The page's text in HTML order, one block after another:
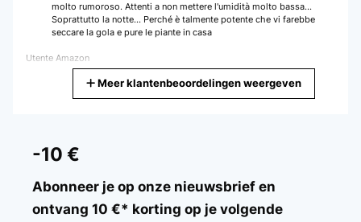
molto rumoroso. Attenti a non mettere l'umidità molto bassa...
Soprattutto la notte... Perché è talmente potente che vi farebbe
seccare la gola e pure le piante in casa
Utente Amazon
Amazon user
Meer klantenbeoordelingen weergeven
-10 €
Abonneer je op onze nieuwsbrief en
ontvang 10 €* korting op je volgende